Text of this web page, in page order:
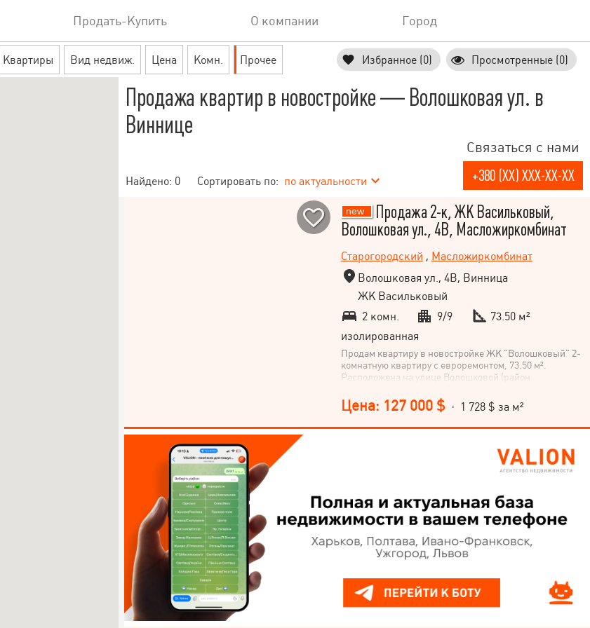
Продать-Купить О компании Город
Квартиры Вид недвиж. Цена Комн. Прочее Избранное (0) Просмотренные (0)
Продажа квартир в новостройке — Волошковая ул. в
Виннице
Найдено: 0 Сортировать по: по актуальности
Связаться с нами
+380 (XX) XXX-XX-XX
Продажа 2-к, ЖК Васильковый,
Волошковая ул., 4В, Масложиркомбинат
Старогородский , Масложиркомбинат
Волошковая ул., 4В, Винница
ЖК Васильковый
2 комн.
9/9
73.50 м²
изолированная
Продам квартиру в новостройке ЖК "Волошковый" 2-
комнатную квартиру с евроремонтом, 73.50 м².
Расположена на улице Волошковой (район
9-этажного дома, кухня-студия 26 м², планировка
квартиры – нестандартная. Не упускайте
возможности приобрести эту стильную квартиру в
Цена: 127 000 $· 1 728 $ за м²